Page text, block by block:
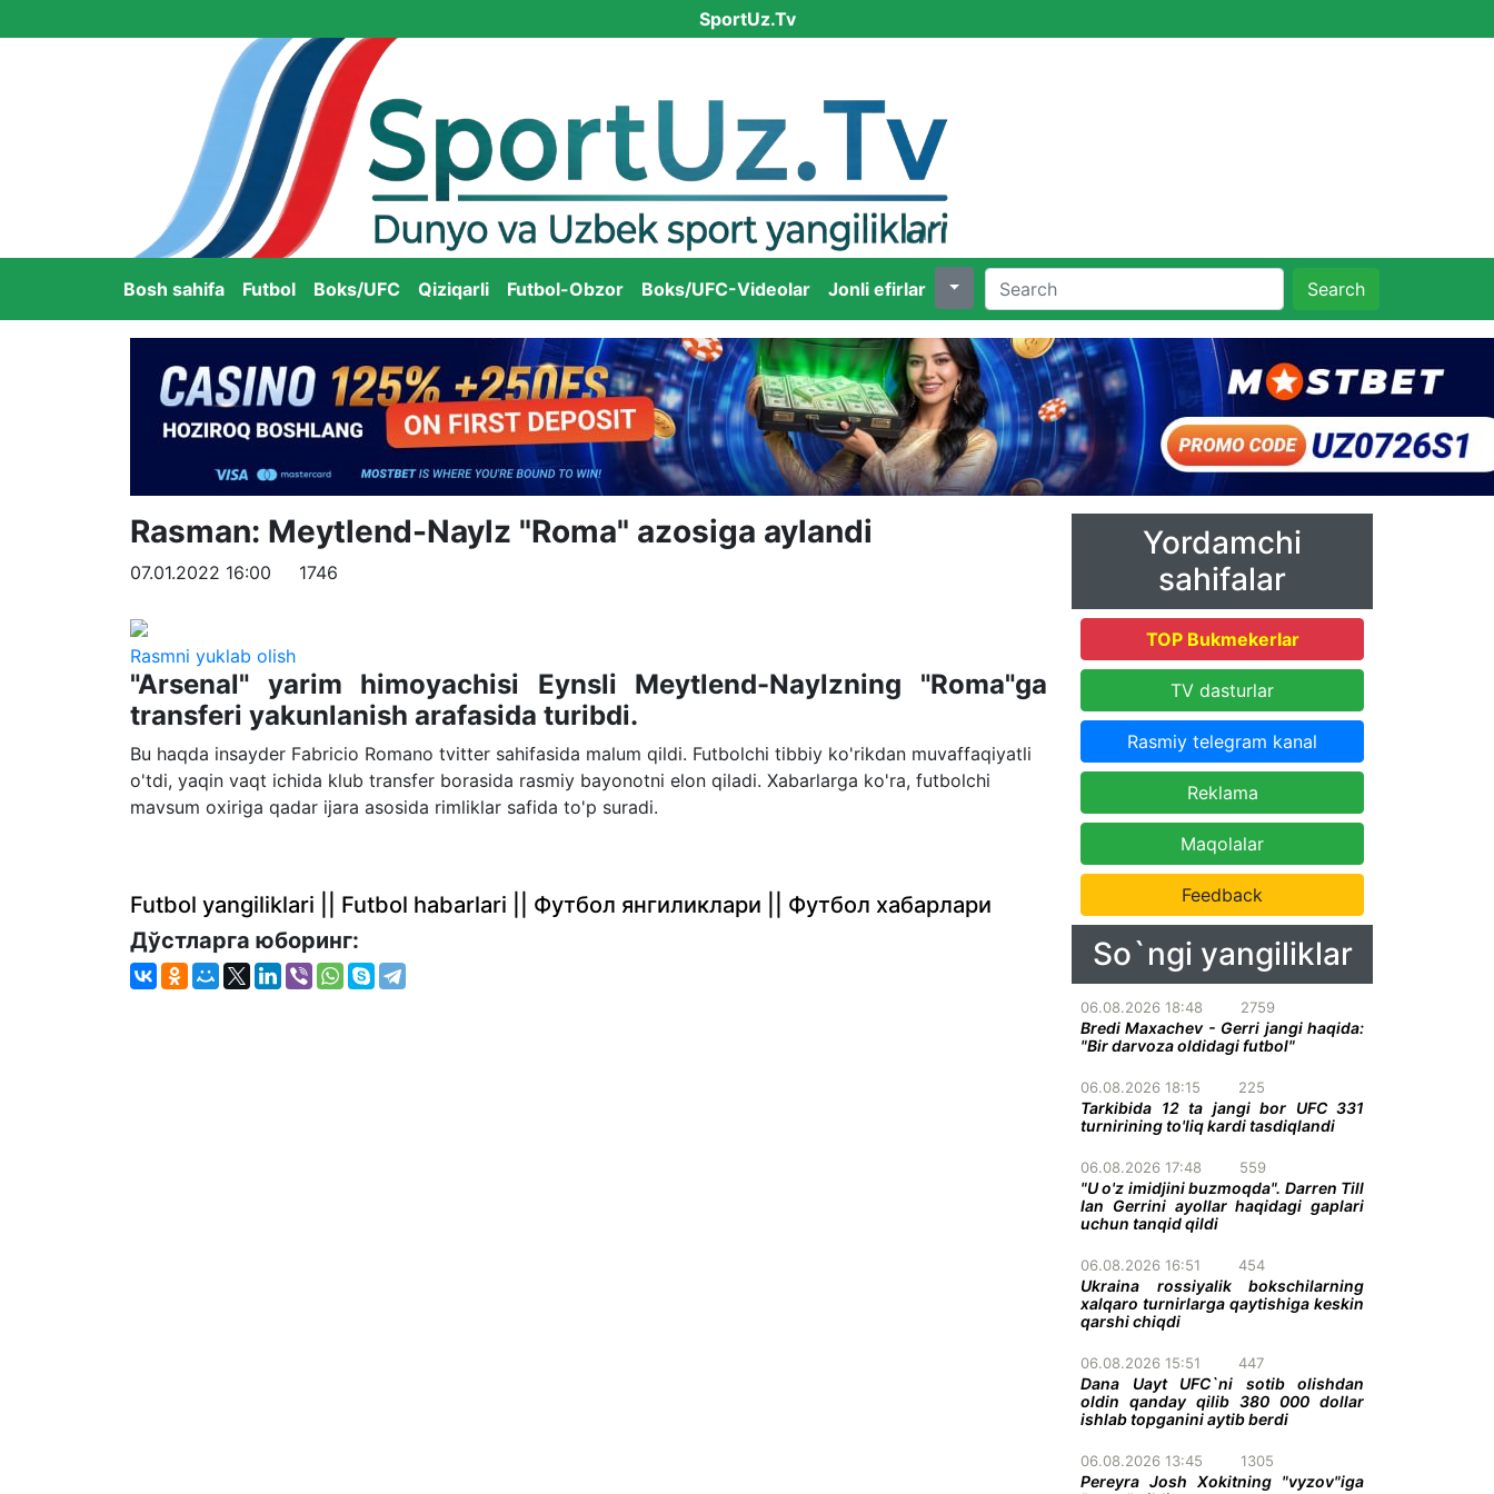
SportUz.Tv
Bosh sahifa Futbol Boks/UFC Qiziqarli Futbol-Obzor Boks/UFC-Videolar Jonli efirlar Search
Rasman: Meytlend-Naylz "Roma" azosiga aylandi
07.01.2022 16:00 1746
Rasmni yuklab olish
"Arsenal" yarim himoyachisi Eynsli Meytlend-Naylzning "Roma"ga
transferi yakunlanish arafasida turibdi.
Bu haqda insayder Fabricio Romano tvitter sahifasida malum qildi. Futbolchi tibbiy ko'rikdan muvaffaqiyatli
o'tdi, yaqin vaqt ichida klub transfer borasida rasmiy bayonotni elon qiladi. Xabarlarga ko'ra, futbolchi
mavsum oxiriga qadar ijara asosida rimliklar safida to'p suradi.
Futbol yangiliklari || Futbol habarlari || Футбол янгиликлари || Футбол хабарлари
Дўстларга юборинг:
Yordamchi
sahifalar
TOP Bukmekerlar
TV dasturlar
Rasmiy telegram kanal
Reklama
Maqolalar
Feedback
So`ngi yangiliklar
06.08.2026 18:48 2759
Bredi Maxachev - Gerri jangi haqida:
"Bir darvoza oldidagi futbol"
06.08.2026 18:15 225
Tarkibida 12 ta jangi bor UFC 331
turnirining to'liq kardi tasdiqlandi
06.08.2026 17:48 559
"U o'z imidjini buzmoqda". Darren Till
Ian Gerrini ayollar haqidagi gaplari
uchun tanqid qildi
06.08.2026 16:51 454
Ukraina rossiyalik bokschilarning
xalqaro turnirlarga qaytishiga keskin
qarshi chiqdi
06.08.2026 15:51 447
Dana Uayt UFC`ni sotib olishdan
oldin qanday qilib 380 000 dollar
ishlab topganini aytib berdi
06.08.2026 13:45 1305
Pereyra Josh Xokitning "vyzov"iga